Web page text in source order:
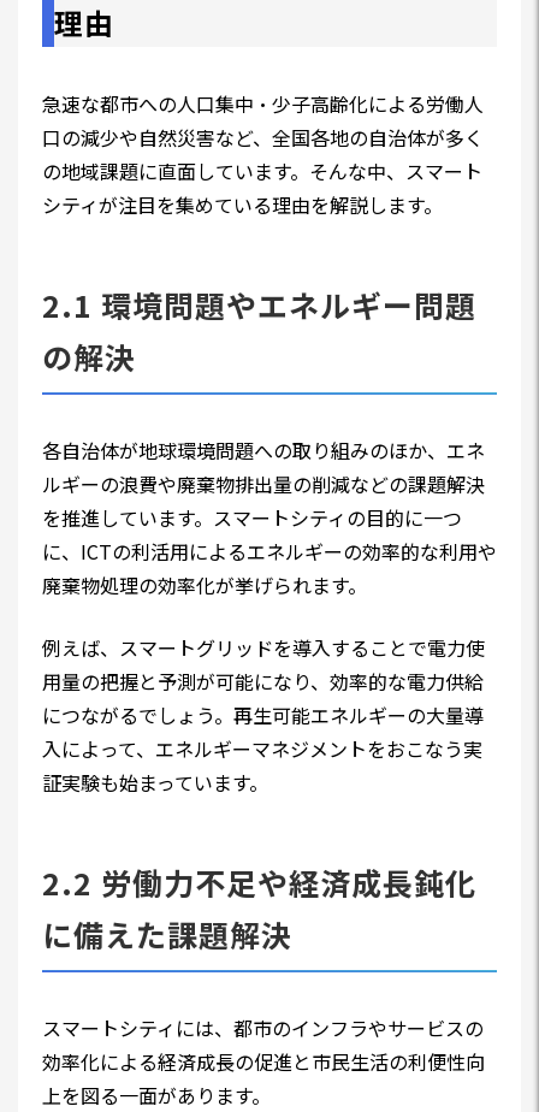
理由
急速な都市への人口集中・少子高齢化による労働人
口の減少や自然災害など、全国各地の自治体が多く
の地域課題に直面しています。そんな中、スマート
シティが注目を集めている理由を解説します。
2.1 環境問題やエネルギー問題
の解決
各自治体が地球環境問題への取り組みのほか、エネ
ルギーの浪費や廃棄物排出量の削減などの課題解決
を推進しています。スマートシティの目的に一つ
に、ICTの利活用によるエネルギーの効率的な利用や
廃棄物処理の効率化が挙げられます。
例えば、スマートグリッドを導入することで電力使
用量の把握と予測が可能になり、効率的な電力供給
につながるでしょう。再生可能エネルギーの大量導
入によって、エネルギーマネジメントをおこなう実
証実験も始まっています。
2.2 労働力不足や経済成長鈍化
に備えた課題解決
スマートシティには、都市のインフラやサービスの
効率化による経済成長の促進と市民生活の利便性向
上を図る一面があります。